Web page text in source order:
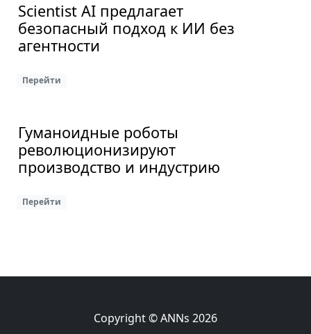
Scientist AI предлагает
безопасный подход к ИИ без
агентности
Перейти
Гуманоидные роботы
революционизируют
производство и индустрию
Перейти
Copyright © ANNs 2026